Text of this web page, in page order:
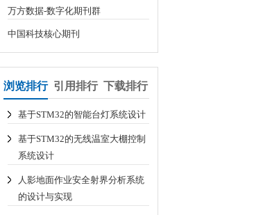
万方数据-数字化期刊群
中国科技核心期刊
浏览排行 引用排行 下载排行
基于STM32的智能台灯系统设计
基于STM32的无线温室大棚控制
系统设计
人影地面作业安全射界分析系统
的设计与实现